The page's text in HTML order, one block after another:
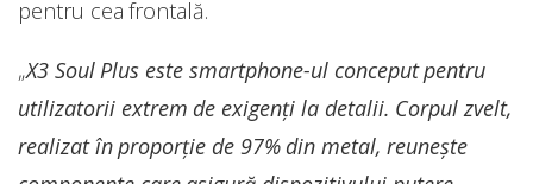
pentru cea frontală.
„X3 Soul Plus este smartphone-ul conceput pentru
utilizatorii extrem de exigenți la detalii. Corpul zvelt,
realizat în proporție de 97% din metal, reunește